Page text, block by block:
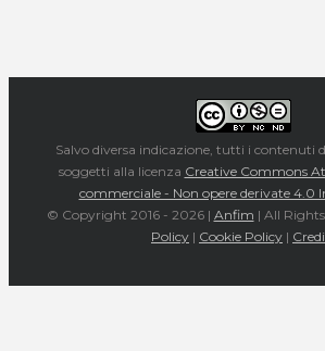
Salvo diversa indicazione, tutti i contenuti
soggetti alla licenza Creative Commons
commerciale - Non opere derivate 4.0
© Copyright 2016 - 2026 | Anfim | All
Policy | Cookie Policy |